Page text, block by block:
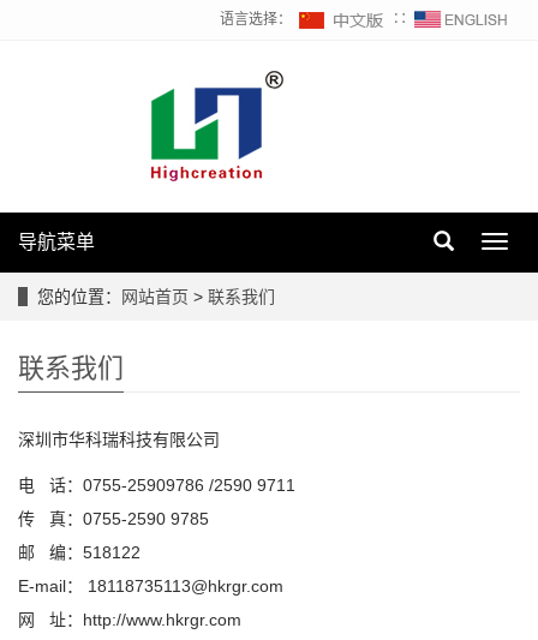
语言选择： ∷
导航菜单
您的位置： 网站首页 > 联系我们
联系我们
深圳市华科瑞科技有限公司
电 话：0755-25909786 /2590 9711
传 真：0755-2590 9785
邮 编：518122
E-mail： 18118735113@hkrgr.com
网 址：http://www.hkrgr.com